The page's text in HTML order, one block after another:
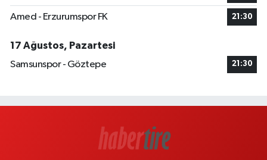
Amed - Erzurumspor FK 21:30
17 Ağustos, Pazartesi
Samsunspor - Göztepe
21:30